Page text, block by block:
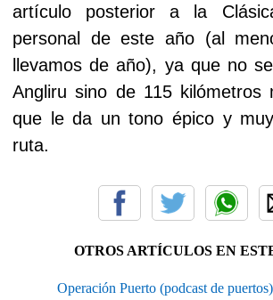
artículo posterior a la
personal de este año (al
llevamos de año), ya que no
Angliru sino de 115 kilómetros
que le da un tono épico y
ruta.
OTROS ARTÍCULOS EN
Operación Puerto (podcast de